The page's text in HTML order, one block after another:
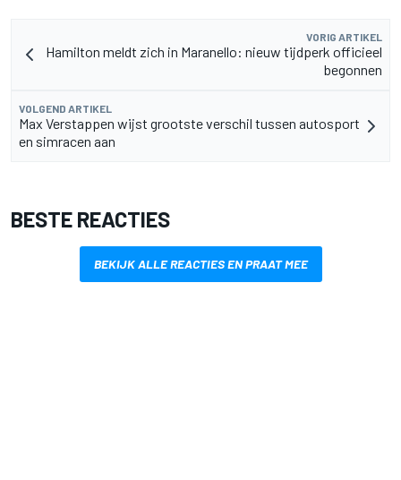
VORIG ARTIKEL
Hamilton meldt zich in Maranello: nieuw tijdperk officieel
begonnen
VOLGEND ARTIKEL
Max Verstappen wijst grootste verschil tussen autosport
en simracen aan
BESTE REACTIES
BEKIJK ALLE REACTIES EN PRAAT MEE